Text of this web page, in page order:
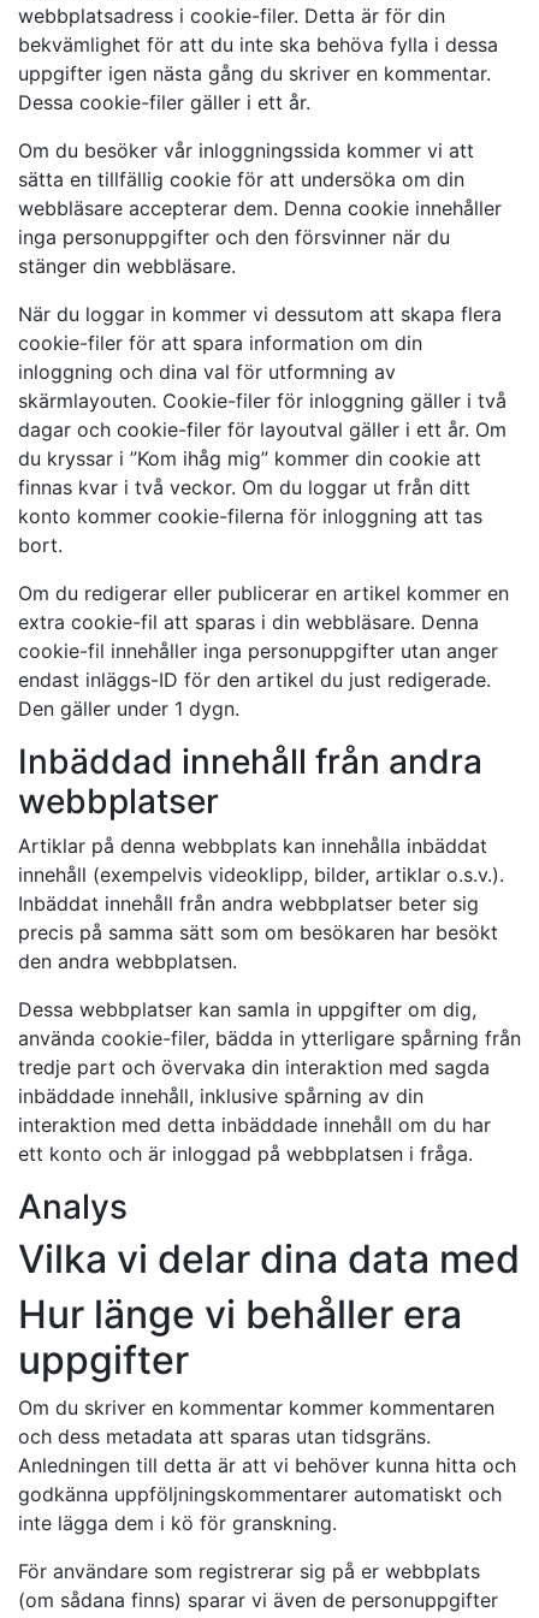
webbplatsadress i cookie-filer. Detta är för din
bekvämlighet för att du inte ska behöva fylla i dessa
uppgifter igen nästa gång du skriver en kommentar.
Dessa cookie-filer gäller i ett år.
Om du besöker vår inloggningssida kommer vi att
sätta en tillfällig cookie för att undersöka om din
webbläsare accepterar dem. Denna cookie innehåller
inga personuppgifter och den försvinner när du
stänger din webbläsare.
När du loggar in kommer vi dessutom att skapa flera
cookie-filer för att spara information om din
inloggning och dina val för utformning av
skärmlayouten. Cookie-filer för inloggning gäller i två
dagar och cookie-filer för layoutval gäller i ett år. Om
du kryssar i ”Kom ihåg mig” kommer din cookie att
finnas kvar i två veckor. Om du loggar ut från ditt
konto kommer cookie-filerna för inloggning att tas
bort.
Om du redigerar eller publicerar en artikel kommer en
extra cookie-fil att sparas i din webbläsare. Denna
cookie-fil innehåller inga personuppgifter utan anger
endast inläggs-ID för den artikel du just redigerade.
Den gäller under 1 dygn.
Inbäddad innehåll från andra
webbplatser
Artiklar på denna webbplats kan innehålla inbäddat
innehåll (exempelvis videoklipp, bilder, artiklar o.s.v.).
Inbäddat innehåll från andra webbplatser beter sig
precis på samma sätt som om besökaren har besökt
den andra webbplatsen.
Dessa webbplatser kan samla in uppgifter om dig,
använda cookie-filer, bädda in ytterligare spårning från
tredje part och övervaka din interaktion med sagda
inbäddade innehåll, inklusive spårning av din
interaktion med detta inbäddade innehåll om du har
ett konto och är inloggad på webbplatsen i fråga.
Analys
Vilka vi delar dina data med
Hur länge vi behåller era
uppgifter
Om du skriver en kommentar kommer kommentaren
och dess metadata att sparas utan tidsgräns.
Anledningen till detta är att vi behöver kunna hitta och
godkänna uppföljningskommentarer automatiskt och
inte lägga dem i kö för granskning.
För användare som registrerar sig på er webbplats
(om sådana finns) sparar vi även de personuppgifter